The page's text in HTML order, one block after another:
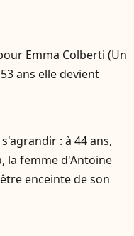
Emma Colberti (Un
ans elle devient
: à 44 ans,
la femme d'Antoine
enceinte de son